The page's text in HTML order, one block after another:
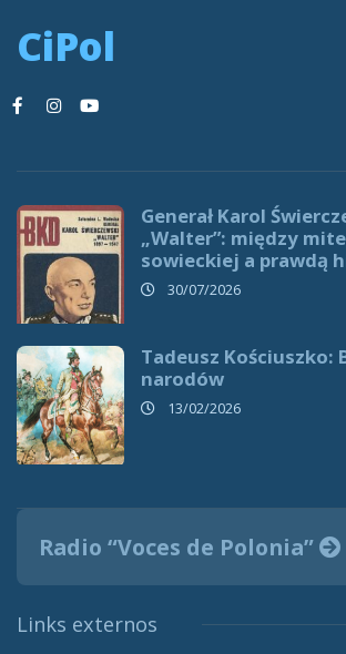
CiPol
Generał Karol
„Walter”: między
sowieckiej a prawdą
30/07/2026
Tadeusz Kościuszko:
narodów
13/02/2026
Radio “Voces de Polonia”
Links externos